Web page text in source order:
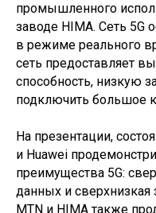
промышленного
заводе HIMA. Сеть 5G
в режиме реального
сеть предоставляет
способность, низкую
подключить большое
На презентации,
и Huawei
преимущества 5G:
данных и сверхнизкая
MTN и HIMA также